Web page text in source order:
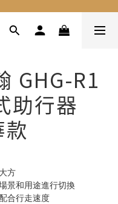
GHG-R1
助行器
方
景和用途進行切換
合行走速度